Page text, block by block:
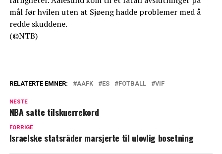
mål før hvilen uten at Sjøeng hadde problemer med å
redde skuddene.
(©NTB)
RELATERTE EMNER: AAFK ES FOTBALL VIF
NESTE
NBA satte tilskuerrekord
FORRIGE
Israelske statsråder marsjerte til ulovlig bosetning